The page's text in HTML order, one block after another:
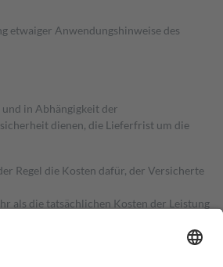
etwaiger Anwendungshinweise des
in Abhängigkeit der
dienen, die Lieferfrist um die
Regel die Kosten dafür, der Versicherte
als die tatsächlichen Kosten der Leistung